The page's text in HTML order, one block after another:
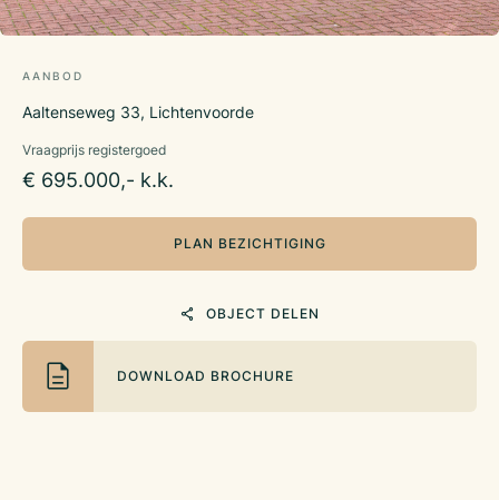
AANBOD
Aaltenseweg 33, Lichtenvoorde
Vraagprijs registergoed
€ 695.000,- k.k.
PLAN BEZICHTIGING
OBJECT DELEN
DOWNLOAD BROCHURE